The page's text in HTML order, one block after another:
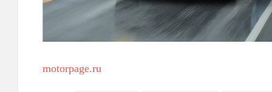
motorpage.ru